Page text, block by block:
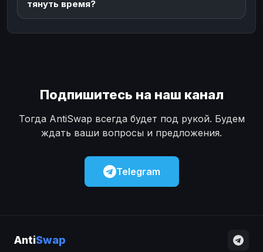
тянуть время?
Подпишитесь на наш канал
Тогда AntiSwap всегда будет под рукой. Будем
ждать ваши вопросы и предложения.
Telegram
AntiSwap